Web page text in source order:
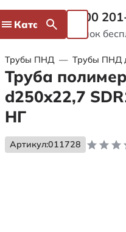
Каталог 8 800
Звонок
Трубы ПНД — Трубы ПНД
Труба
d250x22,7
НГ
Артикул:011728